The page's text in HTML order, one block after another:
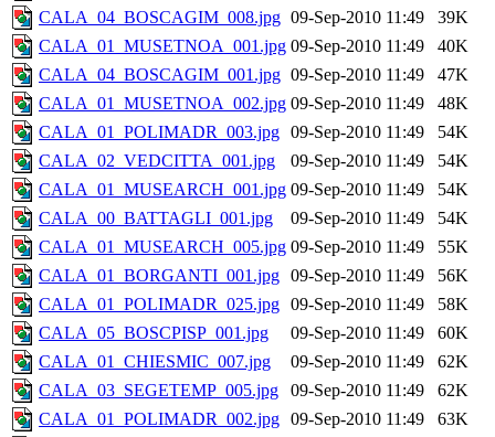
CALA_04_BOSCAGIM_008.jpg 09-Sep-2010 11:49
39K
CALA_01_MUSETNOA_001.jpg 09-Sep-2010 11:49
40K
CALA_04_BOSCAGIM_001.jpg 09-Sep-2010 11:49
47K
CALA_01_MUSETNOA_002.jpg 09-Sep-2010 11:49
48K
CALA_01_POLIMADR_003.jpg 09-Sep-2010 11:49
54K
CALA_02_VEDCITTA_001.jpg
09-Sep-2010 11:49
54K
CALA_01_MUSEARCH_001.jpg 09-Sep-2010 11:49
54K
CALA_00_BATTAGLI_001.jpg
09-Sep-2010 11:49
54K
CALA_01_MUSEARCH_005.jpg 09-Sep-2010 11:49
55K
CALA_01_BORGANTI_001.jpg 09-Sep-2010 11:49
56K
CALA_01_POLIMADR_025.jpg 09-Sep-2010 11:49
58K
CALA_05_BOSCPISP_001.jpg
09-Sep-2010 11:49
60K
CALA_01_CHIESMIC_007.jpg
09-Sep-2010 11:49
62K
CALA_03_SEGETEMP_005.jpg
09-Sep-2010 11:49
62K
CALA_01_POLIMADR_002.jpg 09-Sep-2010 11:49
63K